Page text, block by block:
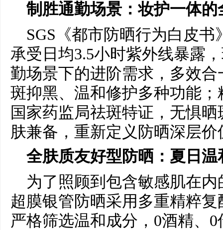
制胜通勤场景：妆护一体
SGS《都市防晒行为白皮
承受日均3.5小时紫外线暴露
勤场景下的进阶需求，多效
斑抑黑、温和修护多种功能
国家药监局祛斑特证，无惧
肤兼备，重新定义防晒深层价
全肤质友好型防晒：夏日温
为了照顾到包含敏感肌在
超膜银管防晒采用多重精粹
严格筛选温和成分，0酒精、